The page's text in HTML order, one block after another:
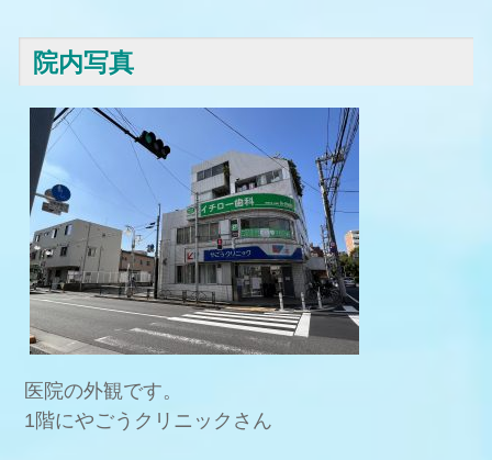
院内写真
医院の外観です。
1階にやごうクリニックさん